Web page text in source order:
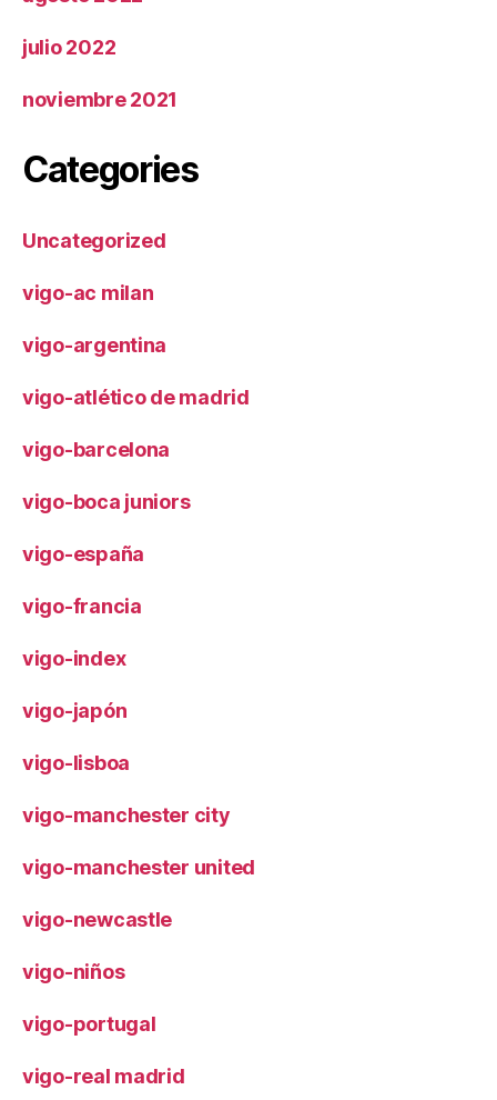
julio 2022
noviembre 2021
Categories
Uncategorized
vigo-ac milan
vigo-argentina
vigo-atlético de madrid
vigo-barcelona
vigo-boca juniors
vigo-españa
vigo-francia
vigo-index
vigo-japón
vigo-lisboa
vigo-manchester city
vigo-manchester united
vigo-newcastle
vigo-niños
vigo-portugal
vigo-real madrid